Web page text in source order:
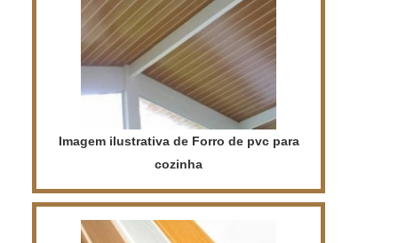
Imagem ilustrativa de Forro de pvc para
cozinha